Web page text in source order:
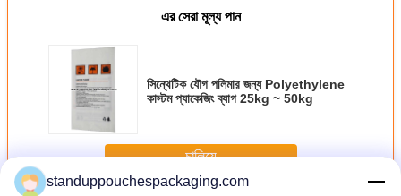
এর সেরা মূল্য পান
সিন্থেটিক যৌগ পলিমার জন্য Polyethylene
কাস্টম প্যাকেজিং ব্যাগ 25kg ~ 50kg
চালিয়ে
standuppouchespackaging.com